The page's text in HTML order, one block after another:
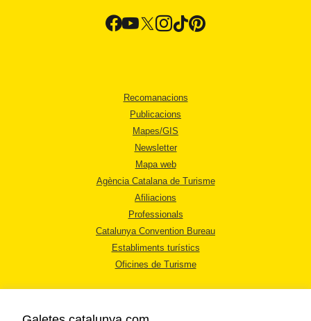
Recomanacions
Publicacions
Mapes/GIS
Newsletter
Mapa web
Agència Catalana de Turisme
Afiliacions
Professionals
Catalunya Convention Bureau
Establiments turístics
Oficines de Turisme